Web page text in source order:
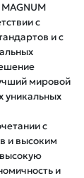
с
и с
мировой
уникальных
с
и высоким
и